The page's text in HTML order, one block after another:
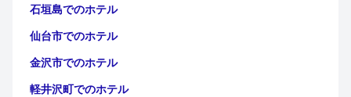
石垣島でのホテル
仙台市でのホテル
金沢市でのホテル
軽井沢町でのホテル